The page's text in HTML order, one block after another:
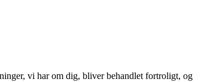
vi har om dig, bliver behandlet fortroligt, og